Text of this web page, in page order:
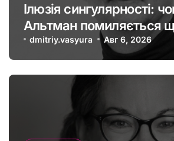
Ілюзія сингулярності:
Альтман помиляється
штучного інтелекту
dmitriy.vasyura Авг 6, 2026